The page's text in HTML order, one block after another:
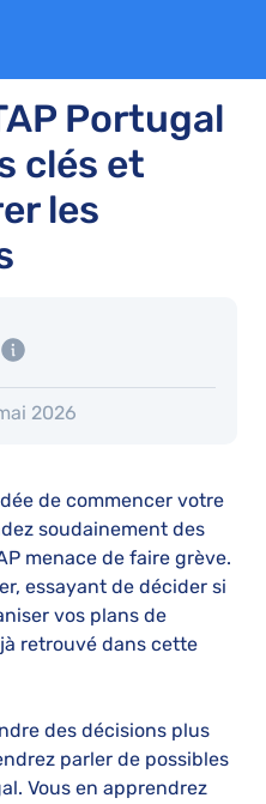
Portugal
clés et
les
2026
de commencer votre
soudainement des
menace de faire grève.
essayant de décider si
vos plans de
retrouvé dans cette
des décisions plus
parler de possibles
Vous en apprendrez